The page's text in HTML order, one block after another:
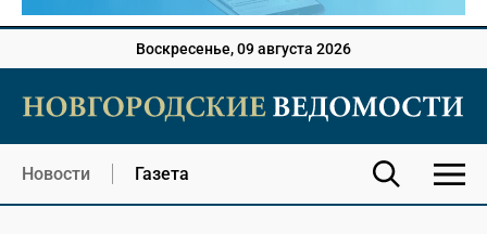
Воскресенье, 09 августа 2026
Новости Газета